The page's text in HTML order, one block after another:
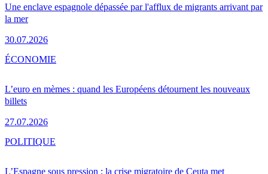
Une enclave espagnole dépassée par l'afflux de migrants arrivant par
la mer
30.07.2026
L’euro en mèmes : quand les Européens détournent les nouveaux
billets
27.07.2026
ÉCONOMIE
L’Espagne sous pression : la crise migratoire de Ceuta met
POLITIQUE